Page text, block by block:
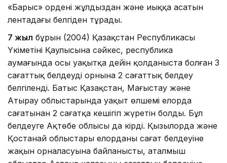
«Барыс» opдені жұлдыздан және иыққа асатын
лентадағы белгіден тұрады.
7 жыл бұрын (2004) Қазақстан Республикасы
Үкіметінің Қаулысына сәйкес, республика
аумағында осы уақытқа дейін қолданыста болған 3
сағаттық белдеудің орнына 2 сағаттық белдеу
белгіленді. Батыс Қазақстан, Маңғыстау және
Атырау облыстарында уақыт өлшемі елорда
сағатынан 2 сағатқа кешігіп жүретін болды. Бұл
белдеуге Ақтөбе облысы да кірді. Қызылорда және
Қостанай облыстары елорданың сағат белдеуіне
жақын орналасуына байланысты, аталмыш